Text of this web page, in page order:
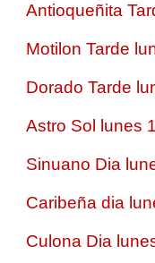
Antioqueñita
Motilon Tarde
Dorado Tarde
Astro Sol lunes
Sinuano Dia
Caribeña dia
Culona Dia